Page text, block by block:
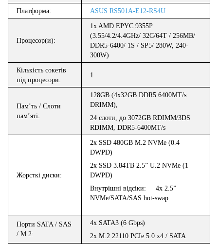
Платформа: ASUS RS501A-E12-RS4U
Процесор(и):
1x AMD EPYC 9355P
(3.55/4.2/4.4GHz/ 32C/64T / 256MB/
DDR5-6400/ 1S / SP5/ 280W, 240-
300W)
Кількість сокетів
під процесори:
1
Пам’ть / Слоти
пам’яті:
128GB (4x32GB DDR5 6400MT/s
DRIMM),
24 слоти до3072GB RDIMM/3DS
RDIMM , DDR5-6400MT/s
Жорсткі диски:
2x SSD 480GB M.2 NVMe (0.4
DWPD)
2x SSD 3.84TB 2.5” U.2 NVMe (1
DWPD)
Внутрішні відсіки: 4x 2.5”
NVMe/SATA/SAShot-swap
Порти SATA / SAS
/ M.2:
4x SATA3 (6 Gbps)
2x M.2 22110 PCIe 5.0 x4 / SATA